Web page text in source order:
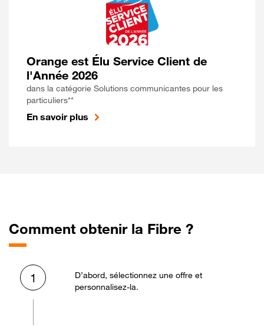
Orange est Élu Service Client de
l'Année 2026
dans la catégorie Solutions communicantes pour les
particuliers**
En savoir plus
Comment obtenir la Fibre ?
1
D’abord, sélectionnez une offre et
personnalisez-la.